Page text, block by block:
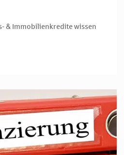
& Immobilienkredite wissen